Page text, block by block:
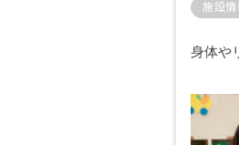
施設情
身体や